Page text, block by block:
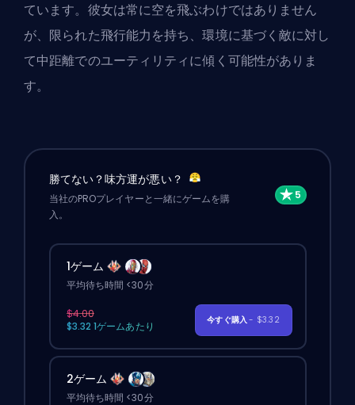
ています。彼女は常に空を飛ぶわけではありません
が、限られた飛行能力を持ち、環境に基づく敵に対し
て中距離でのユーティリティに傾く可能性がありま
す。
勝てない？味方運が悪い？
当社のPROプレイヤーと一緒にゲームを購
入。
1ゲーム
平均待ち時間 <30分
$4.00
$3.32 1ゲームあたり
今すぐ購入- $3.32
2ゲーム
平均待ち時間 <30分